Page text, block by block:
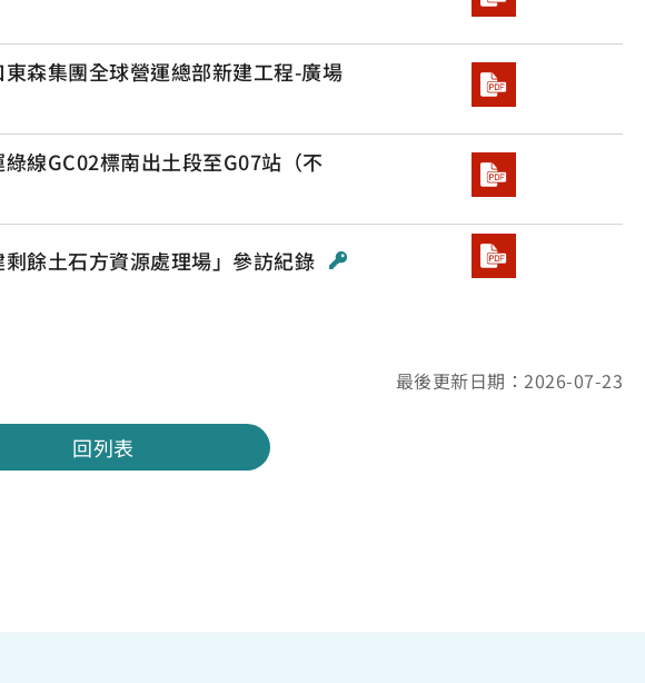
森集團全球營運總部新建工程-廣場
線GC02標南出土段至G07站（不
餘土石方資源處理場」參訪紀錄
最後更新日期：2026-07-23
回列表